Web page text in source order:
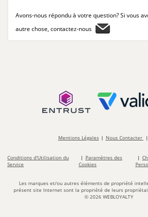
Avons-nous répondu à votre question? Si vous
autre chose, contactez-nous
Mentions Légales Nous Contacter
Conditions d'Utilisation du
Service
Paramètres des
Cookies
Les marques et/ou autres éléments de propriété
présent site Internet sont la propriété de leurs
© 2026WEBLOYALTY